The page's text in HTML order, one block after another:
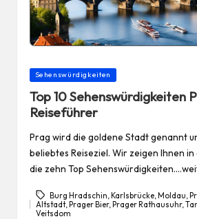
Posted
Sehenswürdigkeiten
Top 10 Sehenswürdigkeiten
Reiseführer
Prag wird die goldene Stadt genannt
beliebtes Reiseziel. Wir zeigen Ihnen
die zehn Top
Tags:
Burg Hradschin Karlsbrücke, Moldau
Altstadt, Prager Bier, Prager Rathausuhr,
Veitsdom